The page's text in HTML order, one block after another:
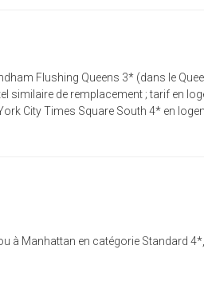
Flushing Queens 3* (dans le
similaire de remplacement ; tarif en
City Times Square South 4* en
à Manhattan en catégorie Standard